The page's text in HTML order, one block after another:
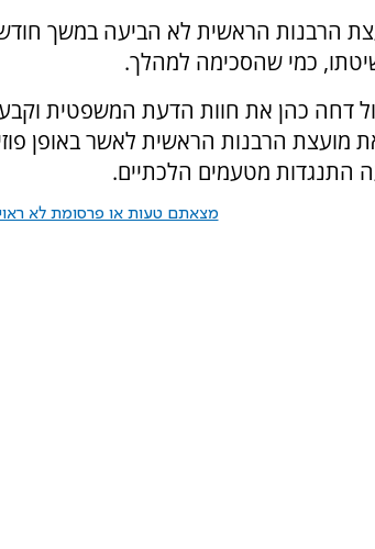
הרבנות הראשית לא הביעה במשך
כמי שהסכימה למהלך.
דחה כהן את חוות הדעת המשפטית וקבע כי
מועצת הרבנות הראשית לאשר באופן
התנגדות מטעמים הלכתיים.
מצאתם טעות או פרסומת לא